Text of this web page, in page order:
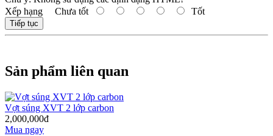
Xếp hạng Chưa tốt Tốt
Tiếp tục
Sản phẩm liên quan
Vợt súng XVT 2 lớp carbon
2,000,000đ
Mua ngay